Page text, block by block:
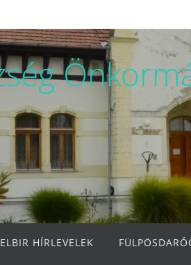
ELBIR HÍRLEVELEK